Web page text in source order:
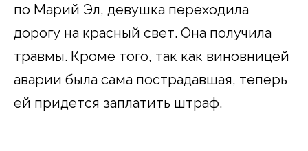
по Марий Эл, девушка переходила
дорогу на красный свет. Она получила
травмы. Кроме того, так как виновницей
аварии была сама пострадавшая, теперь
ей придется заплатить штраф.